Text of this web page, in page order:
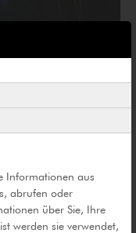
Informationen aus
abrufen oder
über Sie, Ihre
werden sie verwendet,